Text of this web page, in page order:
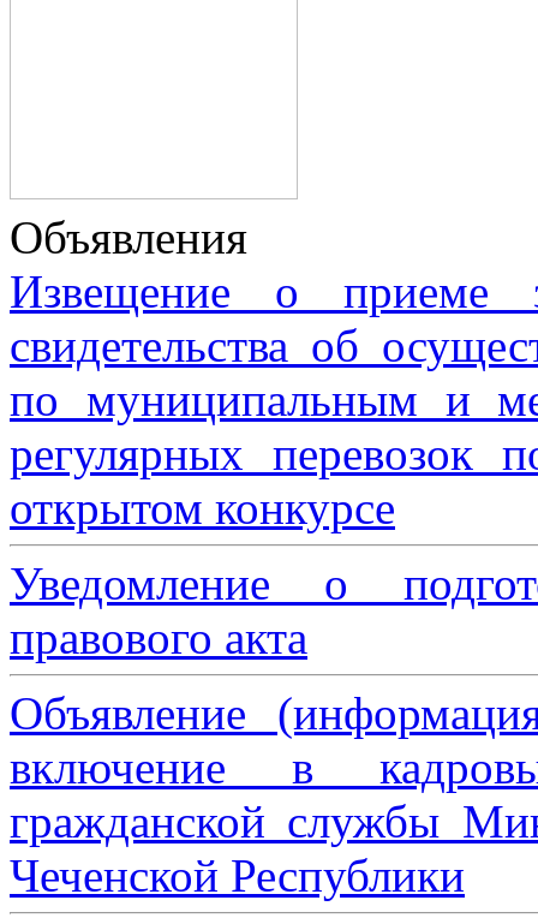
Объявления
Извещение о приеме
свидетельства об
по муниципальным и
регулярных перевозок
открытом конкурсе
Уведомление о
правового акта
Объявление
включение в
гражданской службы
Чеченской Республики